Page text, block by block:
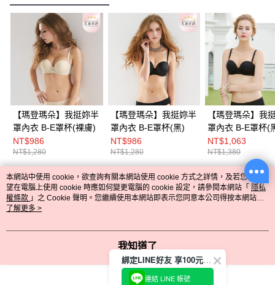
【瑪登瑪朵】我挺妳半
罩內衣 B-E罩杯(裸膚)
NT$986
NT$1,280
【瑪登瑪朵】我挺妳半
罩內衣 B-E罩杯(黑)
NT$986
NT$1,280
【瑪登瑪朵】我
罩內衣 B-E罩杯
NT$1,063
NT$1,380
熱門標籤
本網站中使用 cookie，欲查詢有關本網站使用 cookie 方式之詳情，及若您不希
望在電腦上使用 cookie 時應如何變更電腦的 cookie 設定，請參閱本網站「 隱私
權條款 」之 Cookie 聲明。您繼續使用本網站即表示您同意本公司得按本網站使
用條款之 Cookie 聲明使用 cookie。
了解更多 >
我知道了
綁定LINE好友 享100元折價券
連結 LINE 帳號